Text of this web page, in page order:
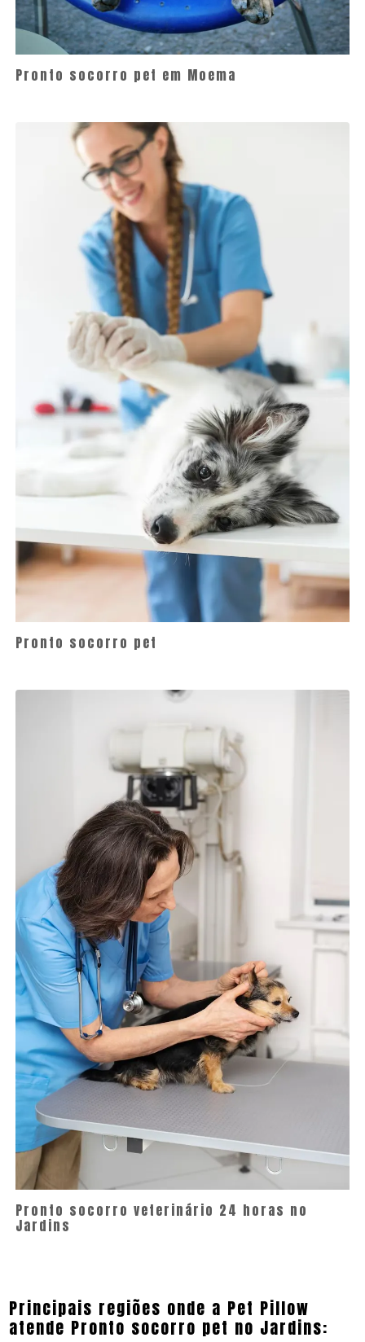
Pronto socorro pet em Moema
Pronto socorro pet
Pronto socorro veterinário 24 horas no
Jardins
Principais regiões onde a Pet Pillow
atende Pronto socorro pet no Jardins: